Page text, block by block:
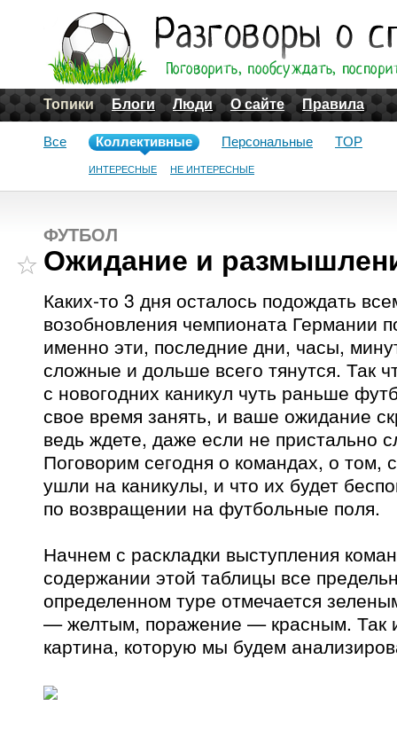
Топики Блоги Люди О сайте Правила
Все Коллективные
ИНТЕРЕСНЫЕ НЕ ИНТЕРЕСНЫЕ
Персональные TOP
ФУТБОЛ
Ожидание и
Каких-то 3 дня осталось подождать
возобновления чемпионата Германии
именно эти, последние дни, часы,
сложные и дольше всего тянутся. Так
с новогодних каникул чуть раньше
свое время занять, и ваше ожидание
ведь ждете, даже если не пристально
Поговорим сегодня о командах, о том,
ушли на каникулы, и что их будет
по возвращении на футбольные поля.
Начнем с раскладки выступления
содержании этой таблицы все
определенном туре отмечается
— желтым, поражение — красным. Так
картина, которую мы будем